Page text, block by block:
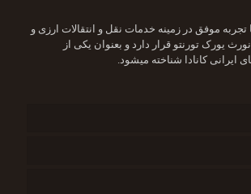
موفق در زمینه خدمات نقل و انتقالات ارزی و
یورک تورنتو قرار دارد و بعنوان یکی از
ایرانی کانادا شناخته میشود.